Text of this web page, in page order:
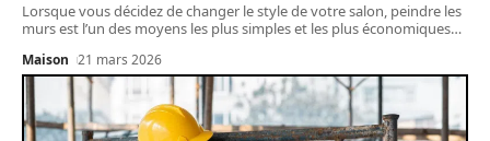
Lorsque vous décidez de changer le style de votre salon, peindre les
murs est l’un des moyens les plus simples et les plus économiques…
Maison 21 mars 2026